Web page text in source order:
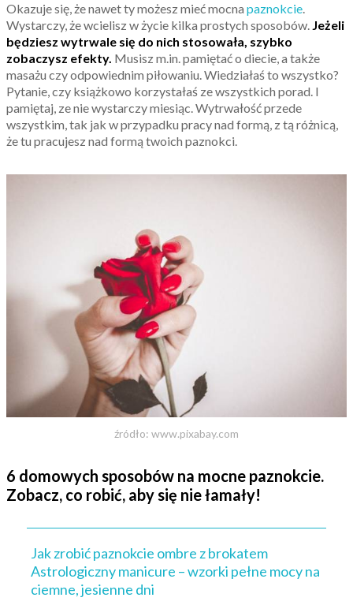
Okazuje się, że nawet ty możesz mieć mocna paznokcie.
Wystarczy, że wcielisz w życie kilka prostych sposobów. Jeżeli
będziesz wytrwale się do nich stosowała, szybko
zobaczysz efekty. Musisz m.in. pamiętać o diecie, a także
masażu czy odpowiednim piłowaniu. Wiedziałaś to wszystko?
Pytanie, czy książkowo korzystałaś ze wszystkich porad. I
pamiętaj, ze nie wystarczy miesiąc. Wytrwałość przede
wszystkim, tak jak w przypadku pracy nad formą, z tą różnicą,
że tu pracujesz nad formą twoich paznokci.
źródło: www.pixabay.com
6 domowych sposobów na mocne paznokcie.
Zobacz, co robić, aby się nie łamały!
Jak zrobić paznokcie ombre z brokatem
Astrologiczny manicure – wzorki pełne mocy na
ciemne, jesienne dni